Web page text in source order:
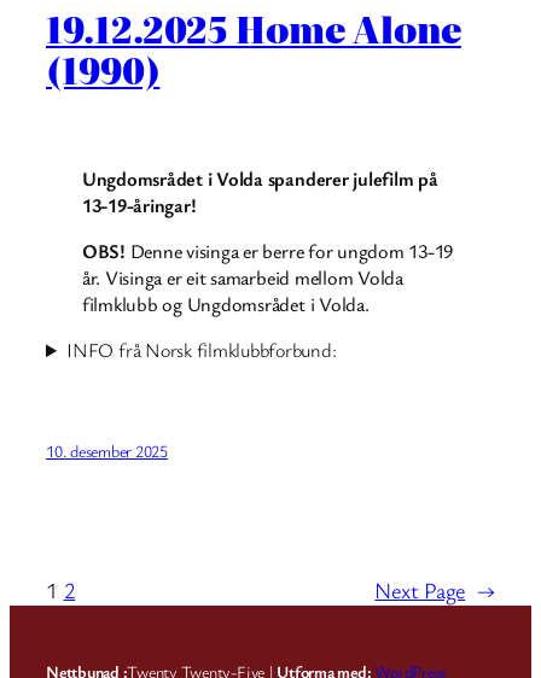
19.12.2025 Home Alone
(1990)
Ungdomsrådet i Volda spanderer julefilm på
13-19-åringar!
OBS! Denne visinga er berre for ungdom 13-19
år. Visinga er eit samarbeid mellom Volda
filmklubb og Ungdomsrådet i Volda.
INFO frå Norsk filmklubbforbund:
10. desember 2025
1 2 Next Page →
Nettbunad :Twenty Twenty-Five | Utforma med: WordPress